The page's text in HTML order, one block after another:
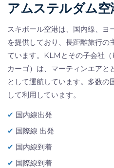
アムステルダム空
スキポール空港は、国内線、ヨ
を提供しており、長距離旅行の
ています。KLMとその子会社
カーゴ）は、マーティンエアと
として運航しています。多数の
して利用しています。
✔ 国内線出発
✔ 国際線 出発
✔ 国内線到着
✔ 国際線到着